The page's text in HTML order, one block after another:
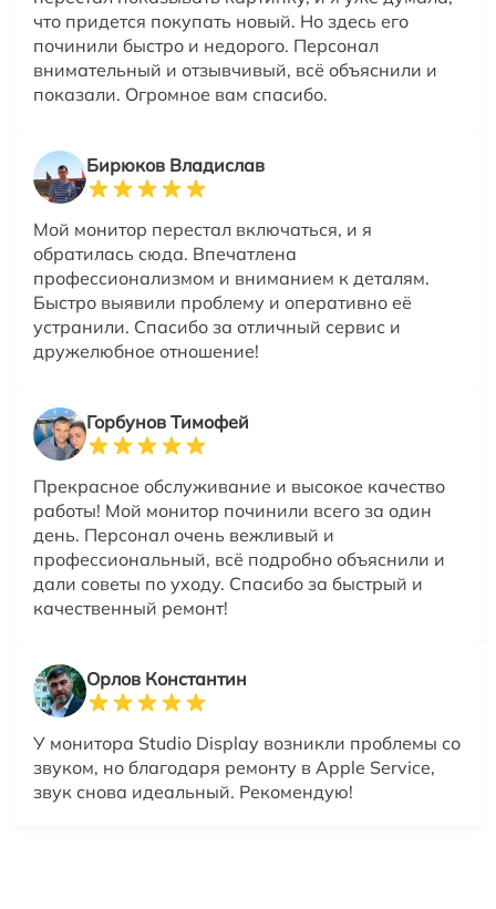
что придется покупать новый. Но здесь его
починили быстро и недорого. Персонал
внимательный и отзывчивый, всё объяснили и
показали. Огромное вам спасибо.
Бирюков Владислав
Мой монитор перестал включаться, и я
обратилась сюда. Впечатлена
профессионализмом и вниманием к деталям.
Быстро выявили проблему и оперативно её
устранили. Спасибо за отличный сервис и
дружелюбное отношение!
Горбунов Тимофей
Прекрасное обслуживание и высокое качество
работы! Мой монитор починили всего за один
день. Персонал очень вежливый и
профессиональный, всё подробно объяснили и
дали советы по уходу. Спасибо за быстрый и
качественный ремонт!
Орлов Константин
У монитора Studio Display возникли проблемы со
звуком, но благодаря ремонту в Apple Service,
звук снова идеальный. Рекомендую!